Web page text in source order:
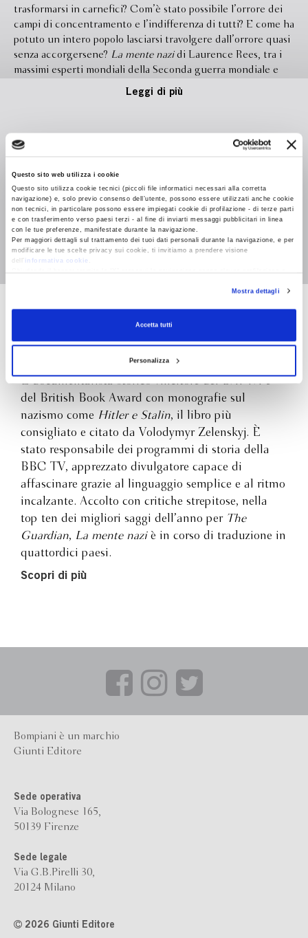
Questo sito web utilizza i cookie
Questo sito utilizza cookie tecnici (piccoli file informatici necessari alla corretta
navigazione) e, solo previo consenso dell’utente, possono essere utilizzati anche cookie
non tecnici, in particolare possono essere impiegati cookie di profilazione - di terze parti
e con trasferimento verso paesi terzi - al fine di inviarti messaggi pubblicitari in linea
con le tue preferenze, manifestate durante la navigazione.
Per maggiori dettagli sul trattamento dei tuoi dati personali durante la navigazione, e per
modificare le tue scelte privacy sui cookie, ti invitiamo a prendere visione
dell’
informativa cookie
RevocaMostra dettagli
Accetta tutti
Personalizza
trasformarsi in carnefici? Com’è stato possibile l’orrore dei
campi di concentramento e l’indifferenza di tutti? E come ha
potuto un intero popolo lasciarsi travolgere dall’orrore quasi
senza accorgersene? La mente nazidi Laurence Rees, tra i
massimi esperti mondiali della Seconda guerra mondiale e
dell’Olocausto. È un’indagine potente, rivelatrice, che
accadere di nuovo? O meglio, sta già accadendo da qualche
nazisti e di cittadini cresciuti nel cuore del Terzo Reich,
Rees ci guida in un viaggio inquietante e necessario nella
mentalità di chi ha permesso, accettato o giustificato il male.
E lo fa attraverso dodici moniti, dodici segnali d’allarme da
tenere d’occhio oggi, nei nostri leader, nelle nostre società,
persino nei luoghi che riteniamo immuni: le democrazie, le
i mostra che il crimine più
atroce del Novecento non è solo un fatto storico, ma uno
specchio oscuro in cui il presente rischia di riflettersi. Una
lettura che ci interpella come testimoni e protagonisti dei
fatti storici. Una guida per non voltarsi dall’altra parte
Leggi di più
Formato
Legatura Brossura con sovraccoperta
Pagine 512
In libreria da Settembre 2025
Isbn 9788830152755
Laurence Rees
Laurence Rees è uno storico inglese nato nel 1957.
È documentarista storico vincitore del BAFTA e
del British Book Award con monografie sul
nazismo come Hitler e Stalin, il libro più
consigliato e citato da Volodymyr Zelenskyj. È
stato responsabile dei programmi di storia della
BBC TV, apprezzato divulgatore capace di
affascinare grazie al linguaggio semplice e al ritmo
incalzante. Accolto con critiche strepitose, nella
top ten dei migliori saggi dell’anno per The
Guardian, La mente naziè in corso di traduzione in
quattordici paesi.
Scopri di più
Bompiani è un marchio
Giunti Editore
Sede operativa
Via Bolognese 165,
50139 Firenze
Sede legale
Via G.B.Pirelli 30,
20124 Milano
2026 Giunti Editore